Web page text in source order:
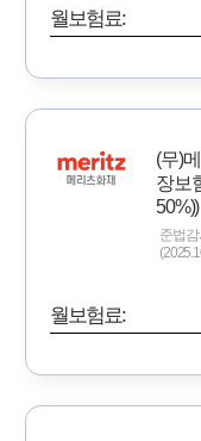
월보험료:
(무)
장보
50%))
준법감
월보험료: